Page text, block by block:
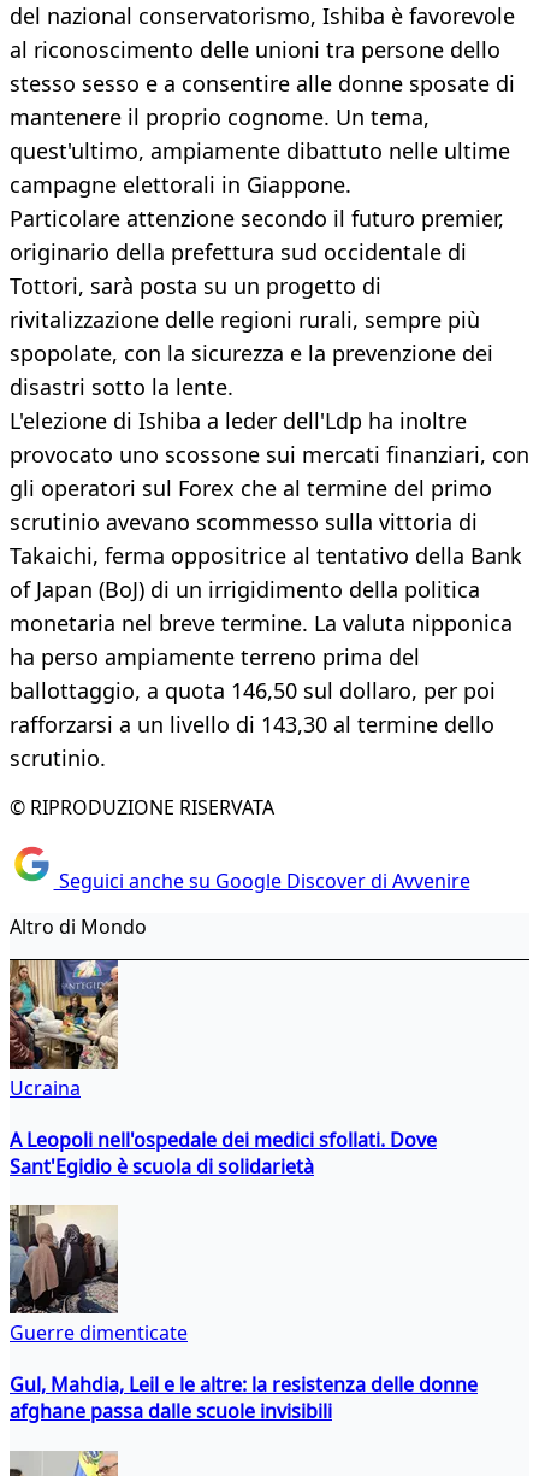
del nazional conservatorismo, Ishiba è favorevole
al riconoscimento delle unioni tra persone dello
stesso sesso e a consentire alle donne sposate di
mantenere il proprio cognome. Un tema,
quest'ultimo, ampiamente dibattuto nelle ultime
campagne elettorali in Giappone.
Particolare attenzione secondo il futuro premier,
originario della prefettura sud occidentale di
Tottori, sarà posta su un progetto di
rivitalizzazione delle regioni rurali, sempre più
spopolate, con la sicurezza e la prevenzione dei
disastri sotto la lente.
L'elezione di Ishiba a leder dell'Ldp ha inoltre
provocato uno scossone sui mercati finanziari, con
gli operatori sul Forex che al termine del primo
scrutinio avevano scommesso sulla vittoria di
Takaichi, ferma oppositrice al tentativo della Bank
of Japan (BoJ) di un irrigidimento della politica
monetaria nel breve termine. La valuta nipponica
ha perso ampiamente terreno prima del
ballottaggio, a quota 146,50 sul dollaro, per poi
rafforzarsi a un livello di 143,30 al termine dello
scrutinio.
© RIPRODUZIONE RISERVATA
Seguici anche su Google Discover di Avvenire
Altro di Mondo
Ucraina
A Leopoli nell'ospedale dei medici sfollati. Dove
Sant'Egidio è scuola di solidarietà
Guerre dimenticate
Gul, Mahdia, Leil e le altre: la resistenza delle donne
afghane passa dalle scuole invisibili